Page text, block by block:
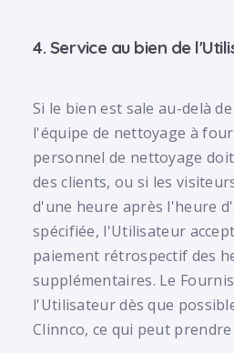
4. Service au bien de
Si le bien est sale au-delà
l'équipe de nettoyage à
personnel de nettoyage
des clients, ou si les
d'une heure après l'heure
spécifiée, l'Utilisateur
paiement rétrospectif des
supplémentaires. Le
l'Utilisateur dès que
Clinnco, ce qui peut